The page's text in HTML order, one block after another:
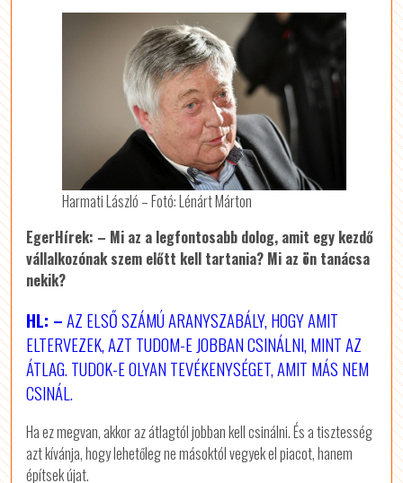
Harmati László – Fotó: Lénárt Márton
EgerHírek: – Mi az a legfontosabb dolog, amit egy kezdő
vállalkozónak szem előtt kell tartania? Mi az ön tanácsa
nekik?
HL: –AZ ELSŐ SZÁMÚ ARANYSZABÁLY, HOGY AMIT
ELTERVEZEK, AZT TUDOM-E JOBBAN CSINÁLNI, MINT AZ
ÁTLAG. TUDOK-E OLYAN TEVÉKENYSÉGET, AMIT MÁS NEM
CSINÁL.
Ha ez megvan, akkor az átlagtól jobban kell csinálni. És a tisztesség
azt kívánja, hogy lehetőleg ne másoktól vegyek el piacot, hanem
építsek újat.